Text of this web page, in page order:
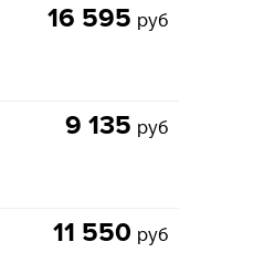
16 595 руб
9 135 руб
11 550 руб